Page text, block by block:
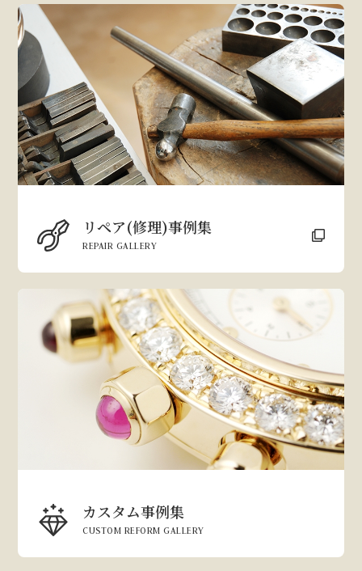
リペア(修理)事例集
REPAIR GALLERY
カスタム事例集
CUSTOM REFORM GALLERY